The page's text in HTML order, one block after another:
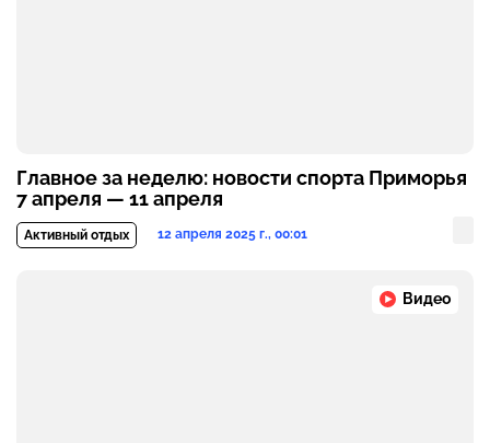
Главное за неделю: новости спорта Приморья
7 апреля — 11 апреля
Активный отдых 12 апреля 2025 г., 00:01
Видео